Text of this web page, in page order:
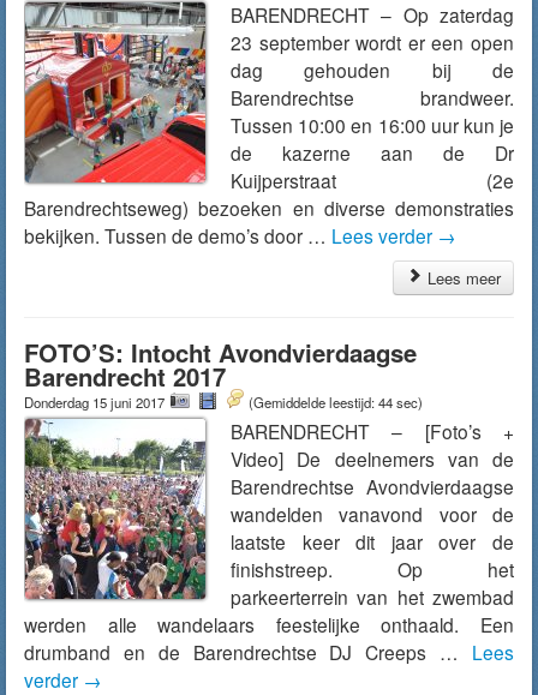
BARENDRECHT – Op zaterdag
23 september wordt er een open
dag gehouden bij de
Barendrechtse brandweer.
Tussen 10:00 en 16:00 uur kun je
de kazerne aan de Dr
Kuijperstraat (2e
Barendrechtseweg) bezoeken en diverse demonstraties
bekijken. Tussen de demo’s door … Lees verder →
Lees meer
FOTO’S: Intocht Avondvierdaagse
Barendrecht 2017
Donderdag 15 juni 2017 (Gemiddelde leestijd: 44 sec)
BARENDRECHT – [Foto’s +
Video] De deelnemers van de
Barendrechtse Avondvierdaagse
wandelden vanavond voor de
laatste keer dit jaar over de
finishstreep. Op het
parkeerterrein van het zwembad
werden alle wandelaars feestelijke onthaald. Een
drumband en de Barendrechtse DJ Creeps … Lees
verder →